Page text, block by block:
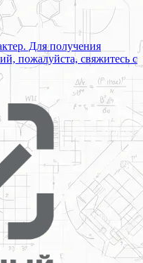
Для получения
пожалуйста, свяжитесь с